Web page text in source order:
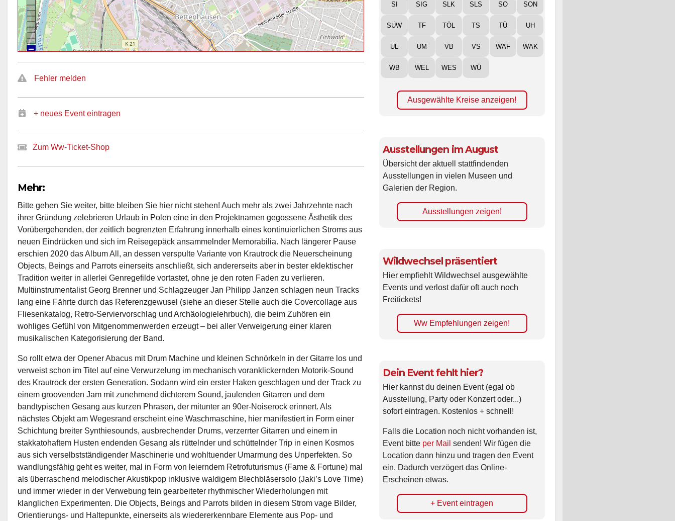
Fehler melden
+ neues Event eintragen
Zum Ww-Ticket-Shop
Mehr:
Bitte gehen Sie weiter, bitte bleiben Sie hier nicht stehen! Auch mehr als zwei Jahrzehnte nach
ihrer Gründung zelebrieren Urlaub in Polen eine in den Projektnamen gegossene Ästhetik des
Vorübergehenden, der zeitlich begrenzten Erfahrung innerhalb eines kontinuierlichen Stroms aus
neuen Eindrücken und sich im Reisegepäck ansammelnder Memorabilia. Nach längerer Pause
erschien 2020 das Album All, an dessen verspulte Variante von Krautrock die Neuerscheinung
Objects, Beings and Parrots einerseits anschließt, sich andererseits aber in bester eklektischer
Tradition weiter in allerlei Genregefilde vortastet, ohne je den roten Faden zu verlieren.
Multiinstrumentalist Georg Brenner und Schlagzeuger Jan Philipp Janzen schlagen neun Tracks
lang eine Fährte durch das Referenzgewusel (siehe an dieser Stelle auch die Covercollage aus
Fliesenkatalog, Retro-Serviervorschlag und Archäologielehrbuch), die beim Zuhören ein
wohliges Gefühl von Mitgenommenwerden erzeugt – bei aller Verweigerung einer klaren
musikalischen Kategorisierung der Band.
So rollt etwa der Opener Abacus mit Drum Machine und kleinen Schnörkeln in der Gitarre los und
verweist schon im Titel auf eine Verwurzelung im mechanisch voranklickernden Motorik-Sound
des Krautrock der ersten Generation. Sodann wird ein erster Haken geschlagen und der Track zu
einem groovenden Jam mit zunehmend dichterem Sound, jaulenden Gitarren und dem
bandtypischen Gesang aus kurzen Phrasen, der mitunter an 90er-Noiserock erinnert. Als
nächstes Objekt am Wegesrand erscheint eine Waschmaschine, hier manifestiert in Form einer
Schichtung breiter Synthiesounds, ausbrechender Drums, verzerrter Gitarren und einem in
stakkatohaftem Husten endenden Gesang als rüttelnder und schüttelnder Trip in einen Kosmos
aus sich verselbstständigender Maschinerie und wohltuender Umarmung des Unperfekten. So
wandlungsfähig geht es weiter, mal in Form von leierndem Retrofuturismus (Fame & Fortune) mal
als überraschend melodischer Akustikpop inklusive waldigem Blechbläsersolo (Jaki’s Love Time)
und immer wieder in der Verwebung fein gearbeiteter rhythmischer Wiederholungen mit
klanglichen Experimenten. Die Objects, Beings and Parrots bilden in diesem Strom vage Bilder,
Orientierungs- und Haltepunkte, einerseits als wiedererkennbare Elemente aus Pop- und
SI SIG SLK SLS SO SON
SÜW TF TÖL TS TÜ UH
UL UM VB VS WAF WAK
WB WEL WES WÜ
Ausgewählte Kreise anzeigen!
Ausstellungen im August
Übersicht der aktuell stattfindenden
Ausstellungen in vielen Museen und
Galerien der Region.
Ausstellungen zeigen!
Wildwechsel präsentiert
Hier empfiehlt Wildwechsel ausgewählte
Events und verlost dafür oft auch noch
Freitickets!
Ww Empfehlungen zeigen!
Dein Event fehlt hier?
Hier kannst du deinen Event (egal ob
Ausstellung, Party oder Konzert oder...)
sofort eintragen. Kostenlos + schnell!
Falls die Location noch nicht vorhanden ist,
Event bitte per Mail senden! Wir fügen die
Location dann hinzu und tragen den Event
ein. Dadurch verzögert das Online-
Erscheinen etwas.
+ Event eintragen